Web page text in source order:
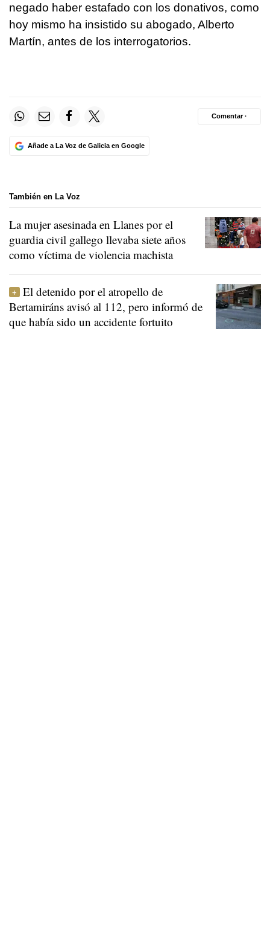
negado haber estafado con los donativos, como
hoy mismo ha insistido su abogado, Alberto
Martín, antes de los interrogatorios.
Añade a La Voz de Galicia en Google
Comentar ·
También en La Voz
La mujer asesinada en Llanes por el
guardia civil gallego llevaba siete años
como víctima de violencia machista
El detenido por el atropello de
Bertamiráns avisó al 112, pero informó de
que había sido un accidente fortuito